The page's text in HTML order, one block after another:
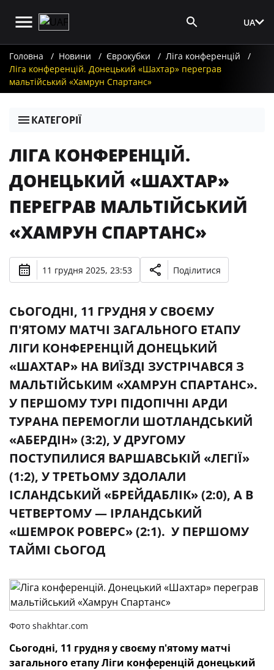
UA
Головна Новини Єврокубки
Ліга конференцій
Ліга конференцій. Донецький «Шахтар» переграв
мальтійський «Хамрун Спартанс»
КАТЕГОРІЇ
ЛІГА КОНФЕРЕНЦІЙ.
ДОНЕЦЬКИЙ «ШАХТАР»
ПЕРЕГРАВ МАЛЬТІЙСЬКИЙ
«ХАМРУН СПАРТАНС»
11 грудня 2025, 23:53 Поділитися
СЬОГОДНІ, 11 ГРУДНЯ У СВОЄМУ
П'ЯТОМУ МАТЧІ ЗАГАЛЬНОГО ЕТАПУ
ЛІГИ КОНФЕРЕНЦІЙ ДОНЕЦЬКИЙ
«ШАХТАР» НА ВИЇЗДІ ЗУСТРІЧАВСЯ З
МАЛЬТІЙСЬКИМ «ХАМРУН СПАРТАНС».
У ПЕРШОМУ ТУРІ ПІДОПІЧНІ АРДИ
ТУРАНА ПЕРЕМОГЛИ ШОТЛАНДСЬКИЙ
«АБЕРДІН» (3:2), У ДРУГОМУ
ПОСТУПИЛИСЯ ВАРШАВСЬКІЙ «ЛЕГІЇ»
(1:2), У ТРЕТЬОМУ ЗДОЛАЛИ
ІСЛАНДСЬКИЙ «БРЕЙДАБЛІК» (2:0), А В
ЧЕТВЕРТОМУ — ІРЛАНДСЬКИЙ
«ШЕМРОК РОВЕРС» (2:1). У ПЕРШОМУ
ТАЙМІ СЬОГОД
Фото shakhtar.com
Сьогодні, 11 грудня у своєму п'ятому матчі
загального етапу Ліги конференцій донецький